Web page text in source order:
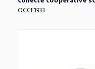
OCCE1933